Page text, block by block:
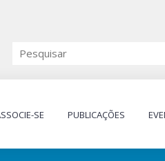
SE PUBLICAÇÕES